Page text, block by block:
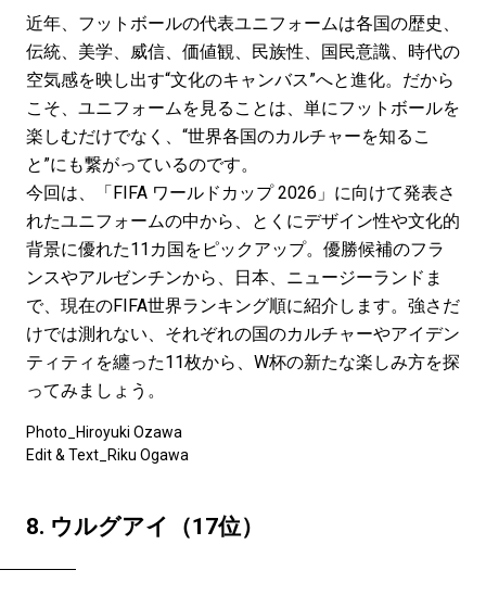
近年、フットボールの代表ユニフォームは各国の歴史、
伝統、美学、威信、価値観、民族性、国民意識、時代の
空気感を映し出す“文化のキャンバス”へと進化。だから
こそ、ユニフォームを見ることは、単にフットボールを
楽しむだけでなく、“世界各国のカルチャーを知るこ
と”にも繋がっているのです。
今回は、「FIFA ワールドカップ 2026」に向けて発表さ
れたユニフォームの中から、とくにデザイン性や文化的
背景に優れた11カ国をピックアップ。優勝候補のフラ
ンスやアルゼンチンから、日本、ニュージーランドま
で、現在のFIFA世界ランキング順に紹介します。強さだ
けでは測れない、それぞれの国のカルチャーやアイデン
ティティを纏った11枚から、W杯の新たな楽しみ方を探
ってみましょう。
Photo_Hiroyuki Ozawa
Edit & Text_Riku Ogawa
8. ウルグアイ（17位）